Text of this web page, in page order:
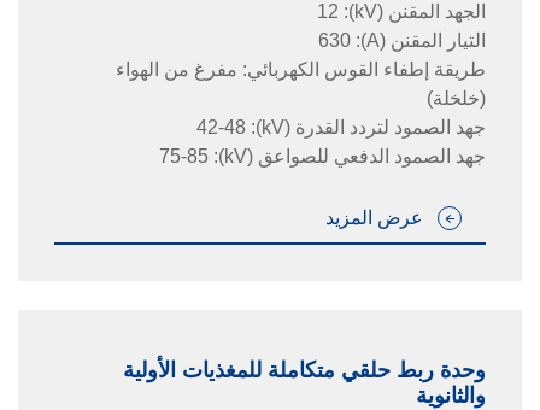
الجهد المقنن (kV)
:
التيار المقنن (A)
:
طريقة إطفاء القوس الكهربائي: مفرغ من الهواء
(خلخلة)
جهد الصمود لتردد القدرة (kV)
:
42-48
جهد الصمود الدفعي للصواعق (kV)
:
75-85
عرض المزيد
وحدة ربط حلقي متكاملة للمغذيات الأولية
والثانوية